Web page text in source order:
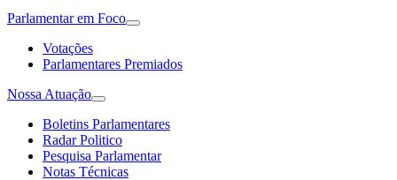
Parlamentar em Foco
Votações
Parlamentares Premiados
Nossa Atuação
Boletins Parlamentares
Radar Politico
Pesquisa Parlamentar
Notas Técnicas